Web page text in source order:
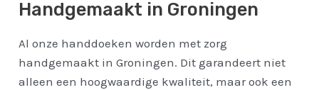
Handgemaakt in Groningen
Al onze handdoeken worden met zorg
handgemaakt in Groningen. Dit garandeert niet
alleen een hoogwaardige kwaliteit, maar ook een